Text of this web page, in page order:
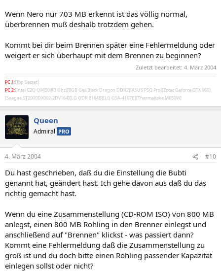
Wenn Nero nur 703 MB erkennt ist das völlig normal,
überbrennen muß deshalb trotzdem gehen.
Kommt bei dir beim Brennen später eine Fehlermeldung oder
weigert er sich überhaupt mit dem Brennen zu beginnen?
Zuletzt bearbeitet: 4. März 2004
PC 1:[Top Secret]
PC 2:[Intel C2Q Q9450@3 Ghz][8GB Geil Black Dragon DDR2][ASUS P5Q Pro][Zotac Geforce GTX 960]
[Seagae ST2000DX002-2DV164][LG GDR 8164B][LG GSA-4167B][Thermaltake M650W]
Queen
Admiral PRO
4. März 2004 #10
Du hast geschrieben, daß du die Einstellung die Bubti
genannt hat, geändert hast. Ich gehe davon aus daß du das
richtig gemacht hast.
Wenn du eine Zusammenstellung (CD-ROM ISO) von 800 MB
anlegst, einen 800 MB Rohling in den Brenner einlegst und
anschließend auf "Brennen" klickst - was passiert dann?
Kommt eine Fehlermeldung daß die Zusammenstellung zu
groß ist und du doch bitte einen Rohling passender Kapazität
einlegen sollst oder nicht?